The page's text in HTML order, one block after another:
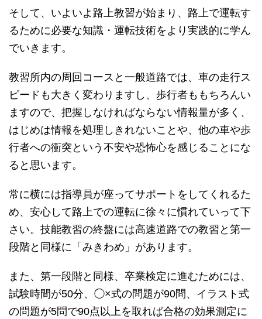
そして、いよいよ路上教習が始まり、路上で運転す
るために必要な知識・運転技術をより実践的に学ん
でいきます。
教習所内の周回コースと一般道路では、車の走行ス
ピードも大きく変わりますし、歩行者ももちろんい
ますので、把握しなければならない情報量が多く、
はじめは情報を処理しきれないことや、他の車や歩
行者への衝突という不安や恐怖心を感じることにな
ると思います。
常に横には指導員が座ってサポートをしてくれるた
め、安心して路上での運転に徐々に慣れていって下
さい。技能教習の終盤には高速道路での教習と第一
段階と同様に「みきわめ」があります。
また、第一段階と同様、卒業検定に進むためには、
試験時間が50分、◯×式の問題が90問、イラスト式
の問題が5問で90点以上を取れば合格の効果測定に